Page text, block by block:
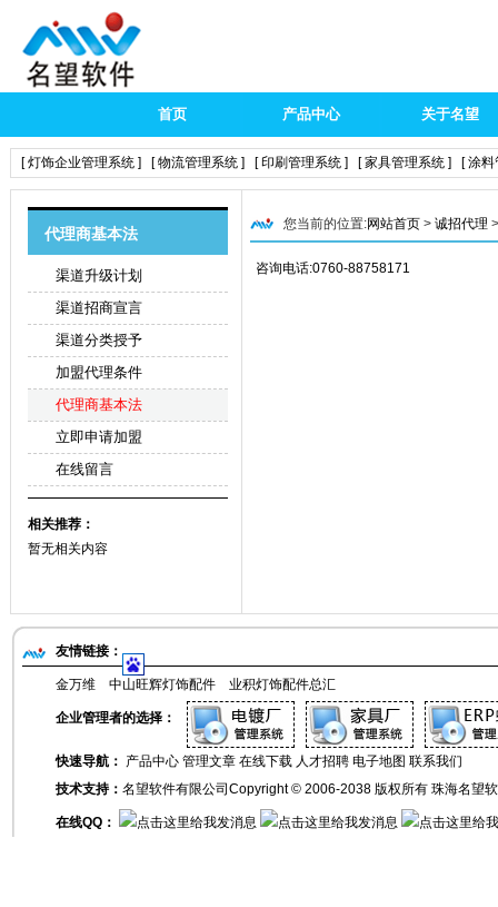
首页 产品中心 关于名望
[ 灯饰企业管理系统 ] [ 物流管理系统 ] [ 印刷管理系统 ] [ 家具管理系统 ] [ 涂
代理商基本法
渠道升级计划
渠道招商宣言
渠道分类授予
加盟代理条件
代理商基本法
立即申请加盟
在线留言
相关推荐：
暂无相关内容
您当前的位置:网站首页 > 诚招代理
咨询电话:0760-88758171
友情链接：
金万维 中山旺辉灯饰配件 业积灯饰配件总汇
企业管理者的选择：
快速导航： 产品中心 管理文章 在线下载 人才招聘 电子地图 联系我们
技术支持： 名望软件有限公司 Copyright © 2006-2038 版权所有 珠海名望
在线QQ：